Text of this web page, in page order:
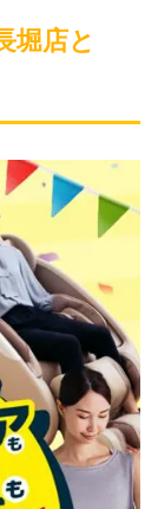
堀店と